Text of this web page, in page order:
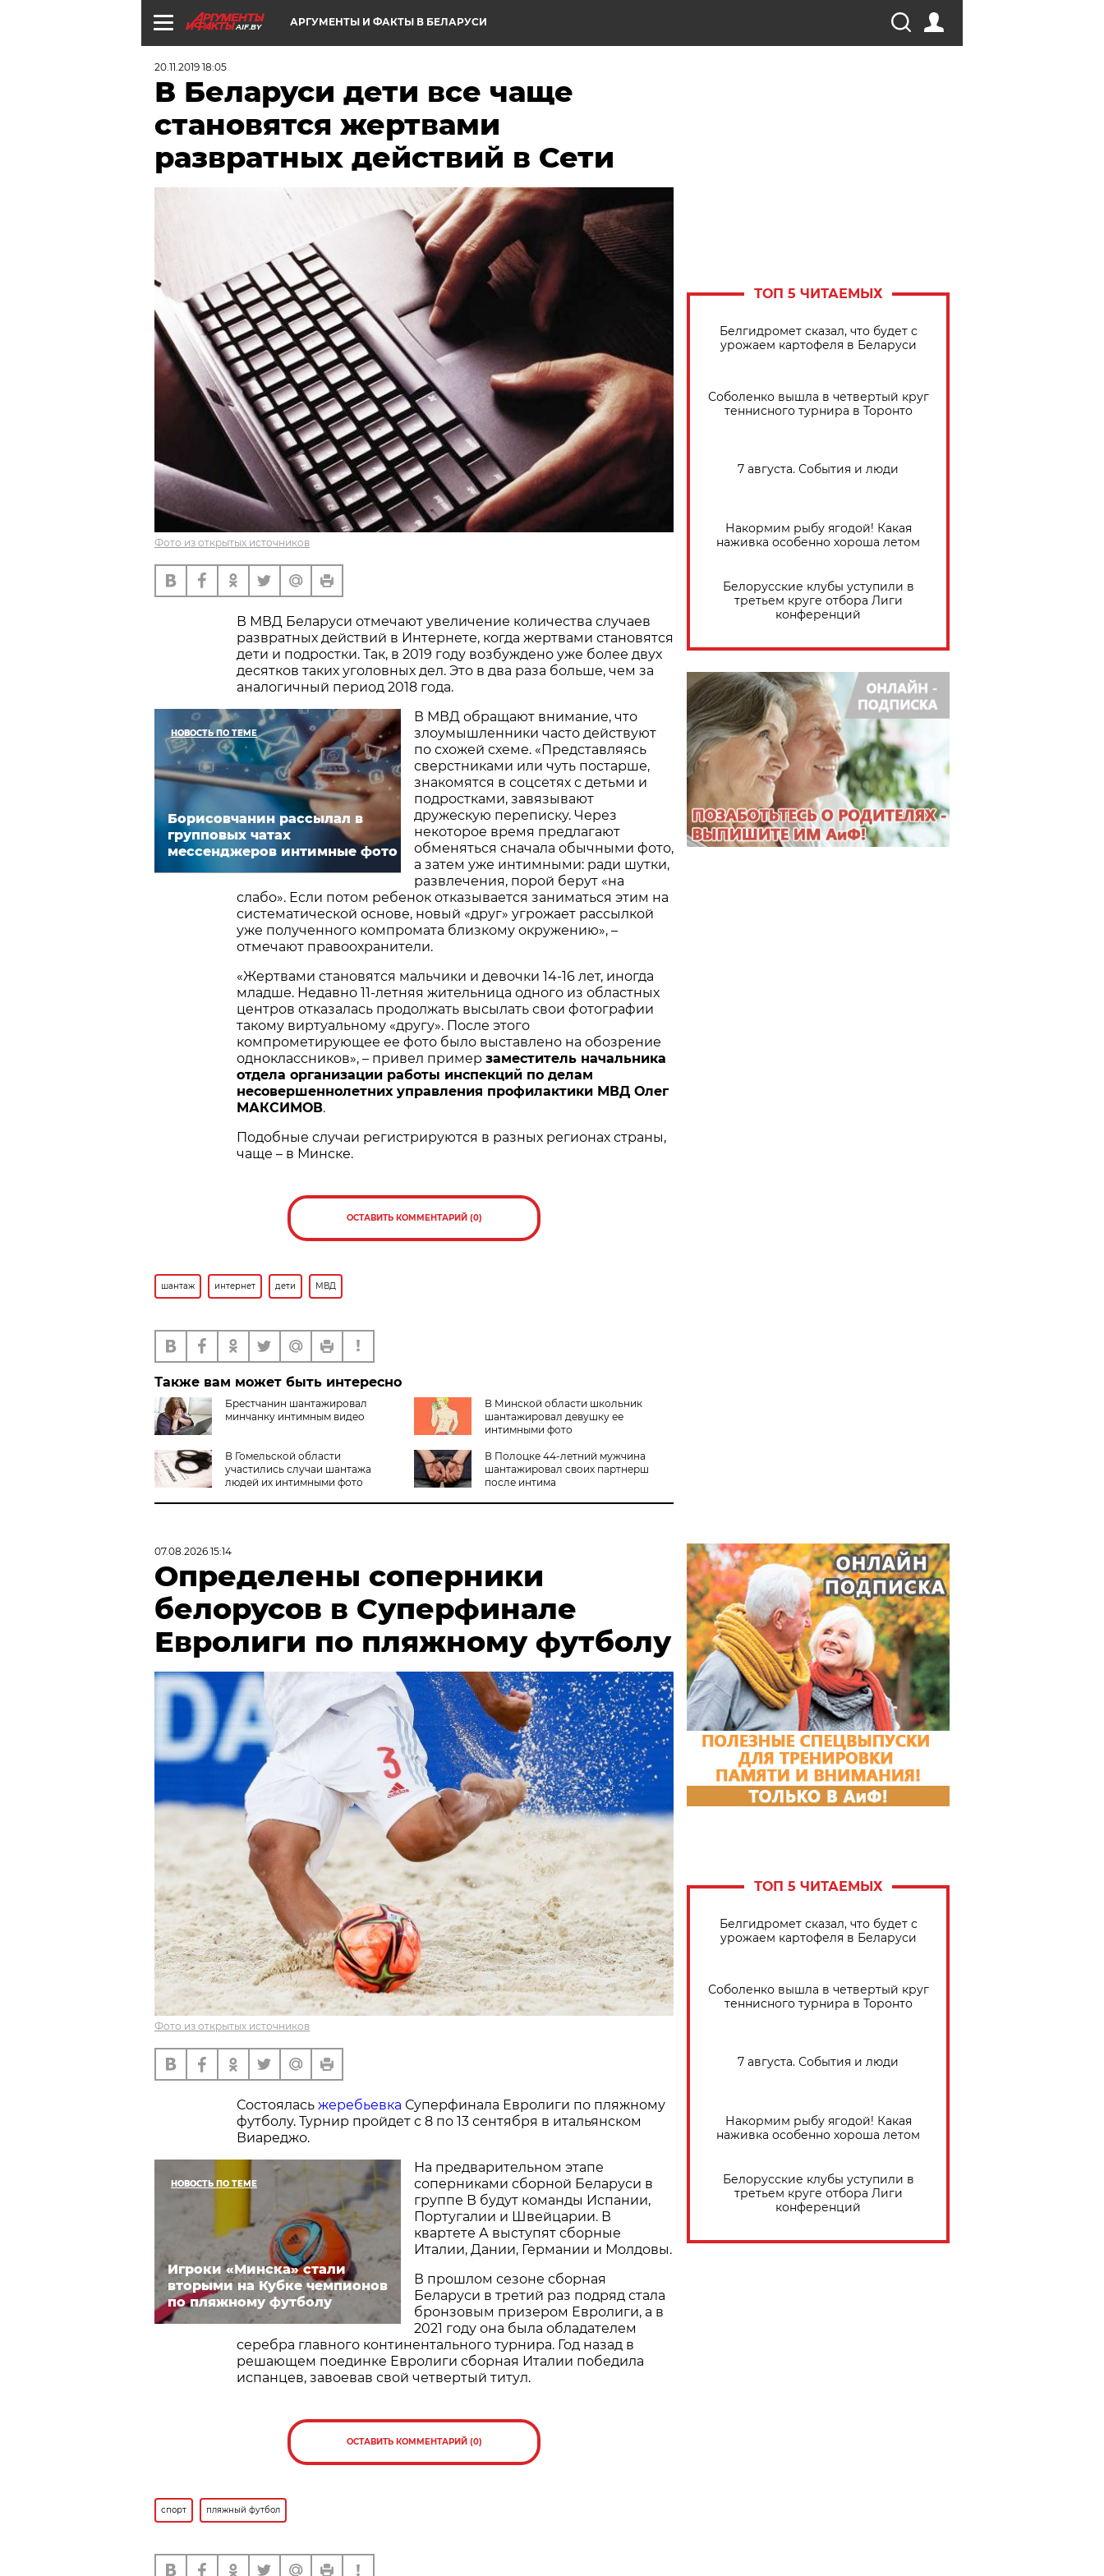
AIF.BY АРГУМЕНТЫ И ФАКТЫ В БЕЛАРУСИ
20.11.2019 18:05
В Беларуси дети все чаще
становятся жертвами
развратных действий в Сети
Фото из открытых источников
В МВД Беларуси отмечают увеличение количества случаев
развратных действий в Интернете, когда жертвами становятся
дети и подростки. Так, в 2019 году возбуждено уже более двух
десятков таких уголовных дел. Это в два раза больше, чем за
аналогичный период 2018 года.
НОВОСТЬ ПО ТЕМЕ
Борисовчанин рассылал в
групповых чатах
мессенджеров интимные фото
В МВД обращают внимание, что
злоумышленники часто действуют
по схожей схеме. «Представляясь
сверстниками или чуть постарше,
знакомятся в соцсетях с детьми и
подростками, завязывают
дружескую переписку. Через
некоторое время предлагают
обменяться сначала обычными фото,
а затем уже интимными: ради шутки,
развлечения, порой берут «на
слабо». Если потом ребенок отказывается заниматься этим на
систематической основе, новый «друг» угрожает рассылкой
уже полученного компромата близкому окружению», –
отмечают правоохранители.
«Жертвами становятся мальчики и девочки 14-16 лет, иногда
младше. Недавно 11-летняя жительница одного из областных
центров отказалась продолжать высылать свои фотографии
такому виртуальному «другу». После этого
компрометирующее ее фото было выставлено на обозрение
одноклассников», – привел пример заместитель начальника
отдела организации работы инспекций по делам
несовершеннолетних управления профилактики МВД Олег
МАКСИМОВ.
Подобные случаи регистрируются в разных регионах страны,
чаще – в Минске.
ОСТАВИТЬ КОММЕНТАРИЙ (0)
шантаж интернет дети МВД
Также вам может быть интересно
Брестчанин шантажировал
минчанку интимным видео
В Минской области школьник
шантажировал девушку ее
интимными фото
В Гомельской области
участились случаи шантажа
людей их интимными фото
В Полоцке 44-летний мужчина
шантажировал своих партнерш
после интима
ТОП 5 ЧИТАЕМЫХ
Белгидромет сказал, что будет с
урожаем картофеля в Беларуси
Соболенко вышла в четвертый круг
теннисного турнира в Торонто
7 августа. События и люди
Накормим рыбу ягодой! Какая
наживка особенно хороша летом
Белорусские клубы уступили в
третьем круге отбора Лиги
конференций
07.08.2026 15:14
Определены соперники
белорусов в Суперфинале
Евролиги по пляжному футболу
Фото из открытых источников
Состоялась жеребьевка Суперфинала Евролиги по пляжному
футболу. Турнир пройдет с 8 по 13 сентября в итальянском
Виареджо.
НОВОСТЬ ПО ТЕМЕ
Игроки «Минска» стали
вторыми на Кубке чемпионов
по пляжному футболу
На предварительном этапе
соперниками сборной Беларуси в
группе В будут команды Испании,
Португалии и Швейцарии. В
квартете А выступят сборные
Италии, Дании, Германии и Молдовы.
В прошлом сезоне сборная
Беларуси в третий раз подряд стала
бронзовым призером Евролиги, а в
2021 году она была обладателем
серебра главного континентального турнира. Год назад в
решающем поединке Евролиги сборная Италии победила
испанцев, завоевав свой четвертый титул.
ОСТАВИТЬ КОММЕНТАРИЙ (0)
спорт пляжный футбол
ТОП 5 ЧИТАЕМЫХ
Белгидромет сказал, что будет с
урожаем картофеля в Беларуси
Соболенко вышла в четвертый круг
теннисного турнира в Торонто
7 августа. События и люди
Накормим рыбу ягодой! Какая
наживка особенно хороша летом
Белорусские клубы уступили в
третьем круге отбора Лиги
конференций